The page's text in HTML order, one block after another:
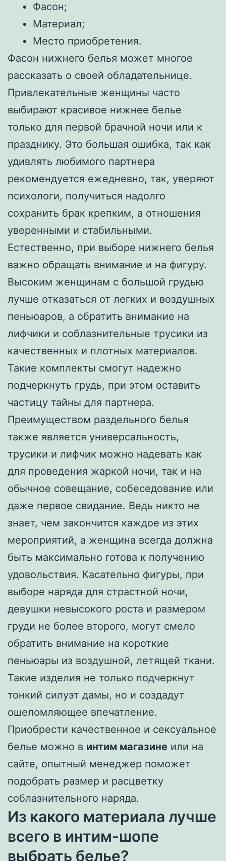
Фасон;
Материал;
Место приобретения.
Фасон нижнего белья может многое
рассказать о своей обладательнице.
Привлекательные женщины часто
выбирают красивое нижнее белье
только для первой брачной ночи или к
празднику. Это большая ошибка, так как
удивлять любимого партнера
рекомендуется ежедневно, так, уверяют
психологи, получиться надолго
сохранить брак крепким, а отношения
уверенными и стабильными.
Естественно, при выборе нижнего белья
важно обращать внимание и на фигуру.
Высоким женщинам с большой грудью
лучше отказаться от легких и воздушных
пеньюаров, а обратить внимание на
лифчики и соблазнительные трусики из
качественных и плотных материалов.
Такие комплекты смогут надежно
подчеркнуть грудь, при этом оставить
частицу тайны для партнера.
Преимуществом раздельного белья
также является универсальность,
трусики и лифчик можно надевать как
для проведения жаркой ночи, так и на
обычное совещание, собеседование или
даже первое свидание. Ведь никто не
знает, чем закончится каждое из этих
мероприятий, а женщина всегда должна
быть максимально готова к получению
удовольствия. Касательно фигуры, при
выборе наряда для страстной ночи,
девушки невысокого роста и размером
груди не более второго, могут смело
обратить внимание на короткие
пеньюары из воздушной, летящей ткани.
Такие изделия не только подчеркнут
тонкий силуэт дамы, но и создадут
ошеломляющее впечатление.
Приобрести качественное и сексуальное
белье можно в интим магазине или на
сайте, опытный менеджер поможет
подобрать размер и расцветку
соблазнительного наряда.
Из какого материала лучше
всего в интим-шопе
выбрать белье?